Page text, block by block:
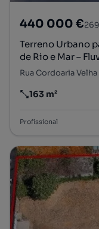
440 000 €
Terreno Urbano
de Rio e Mar –
Preço por metro
163 m²
Profissional